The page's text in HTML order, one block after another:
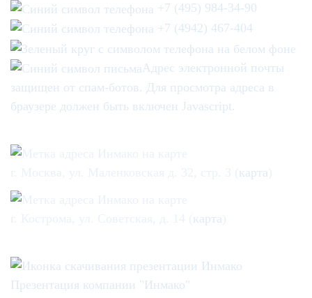
+7 (495) 984-34-90
+7 (4942) 467-404
Адрес электронной почты
защищен от спам-ботов. Для просмотра адреса в
браузере должен быть включен Javascript.
карта
карта
Презентация компании "Инмако"